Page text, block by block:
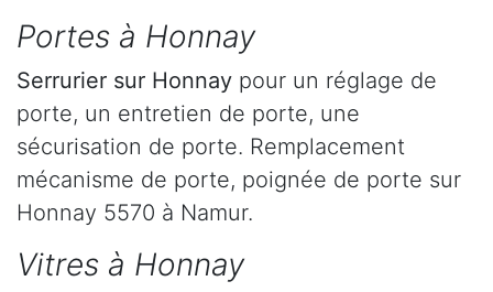
Portes à Honnay
Serrurier sur Honnay pour un réglage de
porte, un entretien de porte, une
sécurisation de porte. Remplacement
mécanisme de porte, poignée de porte sur
Honnay 5570 à Namur.
Vitres à Honnay